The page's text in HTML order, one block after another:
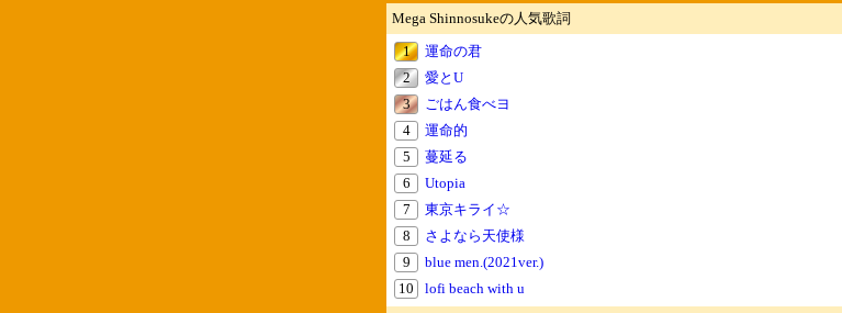
Mega Shinnosukeの人気歌詞
1
運命の君
2
愛とU
3
ごはん食べヨ
4
運命的
5
蔓延る
6
Utopia
7
東京キライ☆
8
さよなら天使様
9
blue men.(2021ver.)
10
lofi beach with u